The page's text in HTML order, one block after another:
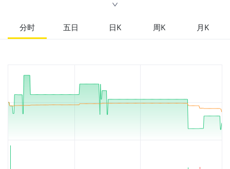
52周最高
2.88 市盈率
-0.19
股息
分时 五日 日K 周K 月K